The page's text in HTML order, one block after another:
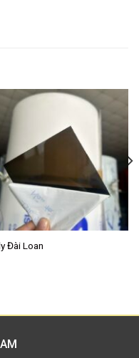
Đài Loan